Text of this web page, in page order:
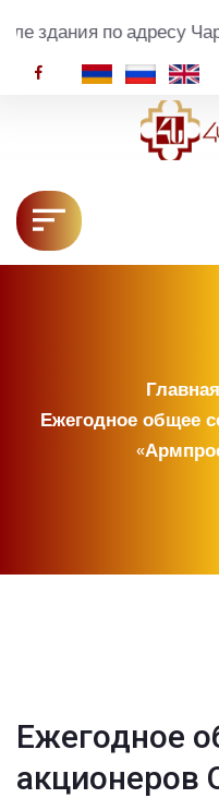
здания по адресу
HY RU EN
Главная
Ежегодное общее
Ежегодное
акционеров